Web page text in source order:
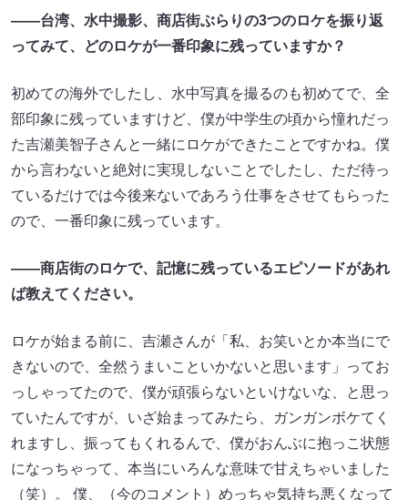
――台湾、水中撮影、商店街ぶらりの3つのロケを振り返
ってみて、どのロケが一番印象に残っていますか？
初めての海外でしたし、水中写真を撮るのも初めてで、全
部印象に残っていますけど、僕が中学生の頃から憧れだっ
た吉瀬美智子さんと一緒にロケができたことですかね。僕
から言わないと絶対に実現しないことでしたし、ただ待っ
ているだけでは今後来ないであろう仕事をさせてもらった
ので、一番印象に残っています。
――商店街のロケで、記憶に残っているエピソードがあれ
ば教えてください。
ロケが始まる前に、吉瀬さんが「私、お笑いとか本当にで
きないので、全然うまいこといかないと思います」ってお
っしゃってたので、僕が頑張らないといけないな、と思っ
ていたんですが、いざ始まってみたら、ガンガンボケてく
れますし、振ってもくれるんで、僕がおんぶに抱っこ状態
になっちゃって、本当にいろんな意味で甘えちゃいました
（笑）。 僕、（今のコメント）めっちゃ気持ち悪くなって